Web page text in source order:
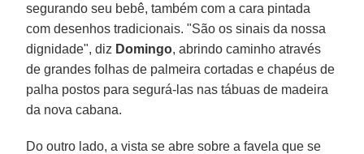
segurando seu bebê, também com a cara pintada
com desenhos tradicionais. "São os sinais da nossa
dignidade", diz Domingo, abrindo caminho através
de grandes folhas de palmeira cortadas e chapéus de
palha postos para segurá-las nas tábuas de madeira
da nova cabana.
Do outro lado, a vista se abre sobre a favela que se